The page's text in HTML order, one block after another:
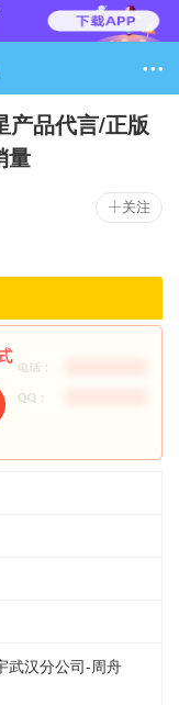
产品代言/正版
量
关注
武汉分公司-周舟